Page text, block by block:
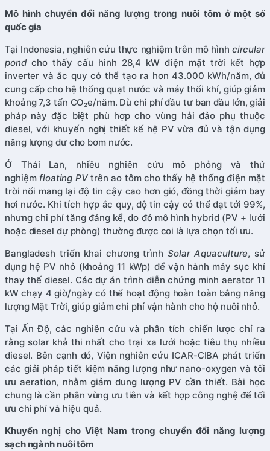
Mô hình chuyển đổi năng lượng trong nuôi tôm ở một số
quốc gia
Tại Indonesia, nghiên cứu thực nghiệm trên mô hình circular
pondcho thấy cấu hình 28,4 kW điện mặt trời kết hợp
inverter và ắc quy có thể tạo ra hơn 43.000 kWh/năm, đủ
cung cấp cho hệ thống quạt nước và máy thổi khí, giúp giảm
khoảng 7,3 tấn CO₂e/năm. Dù chi phí đầu tư ban đầu lớn, giải
pháp này đặc biệt phù hợp cho vùng hải đảo phụ thuộc
diesel, với khuyến nghị thiết kế hệ PV vừa đủ và tận dụng
năng lượng dư cho bơm nước.
Ở Thái Lan, nhiều nghiên cứu mô phỏng và thử
nghiệm floating PVtrên ao tôm cho thấy hệ thống điện mặt
trời nổi mang lại độ tin cậy cao hơn gió, đồng thời giảm bay
hơi nước. Khi tích hợp ắc quy, độ tin cậy có thể đạt tới 99%,
nhưng chi phí tăng đáng kể, do đó mô hình hybrid (PV + lưới
hoặc diesel dự phòng) thường được coi là lựa chọn tối ưu.
Bangladesh triển khai chương trình Solar Aquaculture, sử
dụng hệ PV nhỏ (khoảng 11 kWp) để vận hành máy sục khí
thay thế diesel. Các dự án trình diễn chứng minh aerator 11
kW chạy 4 giờ/ngày có thể hoạt động hoàn toàn bằng năng
lượng Mặt Trời, giúp giảm chi phí vận hành cho hộ nuôi nhỏ.
Tại Ấn Độ, các nghiên cứu và phân tích chiến lược chỉ ra
rằng solar khả thi nhất cho trại xa lưới hoặc tiêu thụ nhiều
diesel. Bên cạnh đó, Viện nghiên cứu ICAR-CIBA phát triển
các giải pháp tiết kiệm năng lượng như nano-oxygen và tối
ưu aeration, nhằm giảm dung lượng PV cần thiết. Bài học
chung là cần phân vùng ưu tiên và kết hợp công nghệ để tối
ưu chi phí và hiệu quả.
Khuyến nghị cho Việt Nam trong chuyển đổi năng lượng
sạch ngành nuôi tôm